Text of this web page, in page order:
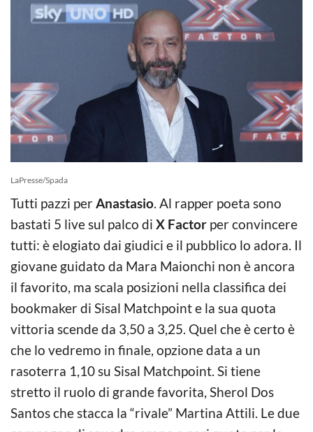
LaPresse/Spada
Tutti pazzi perAnastasio. Al rapper poeta sono
bastati 5 live sul palco di X Factor per convincere
tutti: è elogiato dai giudici e il pubblico lo adora. Il
giovane guidato da Mara Maionchi non è ancora
il favorito, ma scala posizioni nella classifica dei
bookmaker di Sisal Matchpoint e la sua quota
vittoria scende da 3,50 a 3,25. Quel che è certo è
che lo vedremo in finale, opzione data a un
rasoterra 1,10 su Sisal Matchpoint. Si tiene
stretto il ruolo di grande favorita, Sherol Dos
Santos che stacca la “rivale” Martina Attili. Le due